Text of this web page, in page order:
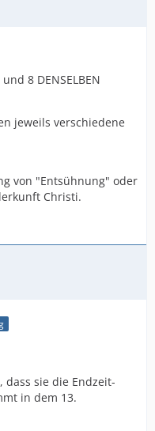
8 DENSELBEN
jeweils verschiedene
von "Entsühnung" oder
Christi.
dass sie die Endzeit-
in dem 13.